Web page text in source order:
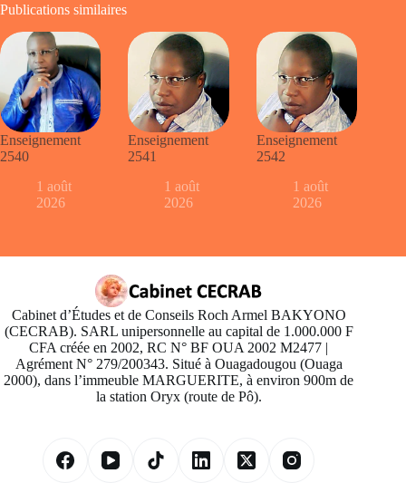
Publications similaires
Enseignement
2540
1 août
2026
Enseignement
2541
1 août
2026
Enseignement
2542
1 août
2026
Cabinet d’Études et de Conseils Roch Armel BAKYONO
(CECRAB). SARL unipersonnelle au capital de 1.000.000 F
CFA créée en 2002, RC N° BF OUA 2002 M2477 |
Agrément N° 279/200343. Situé à Ouagadougou (Ouaga
2000), dans l’immeuble MARGUERITE, à environ 900m de
la station Oryx (route de Pô).